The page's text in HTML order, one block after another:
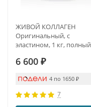
ЖИВОЙ КОЛЛАГЕН
Оригинальный, с
эластином, 1 кг, полный
6 600 ₽
4 по 1650 ₽
7